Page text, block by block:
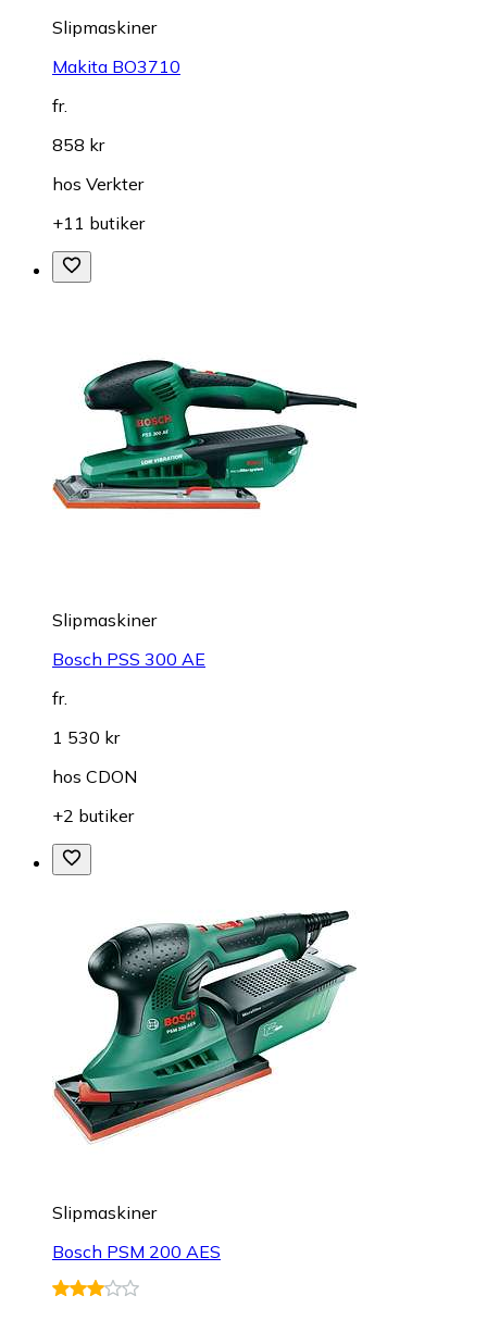
Slipmaskiner
Makita BO3710
fr.
858 kr
hos Verkter
+11 butiker
Slipmaskiner
Bosch PSS 300 AE
fr.
1 530 kr
hos CDON
+2 butiker
Slipmaskiner
Bosch PSM 200 AES